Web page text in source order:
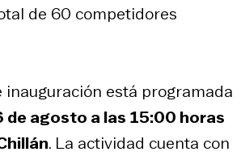
de 60 competidores
inauguración está programada
de agosto a las 15:00 horas
. La actividad cuenta con